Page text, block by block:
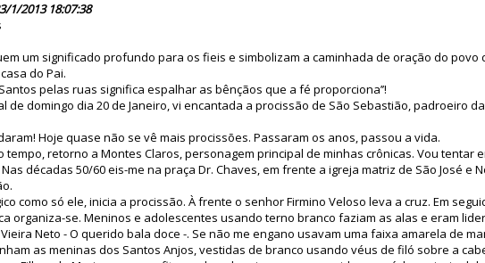
1/2013 18:07:38
um significado profundo para os fieis e simbolizam a caminhada de oração do povo
do Pai.
pelas ruas significa espalhar as bênçãos que a fé proporciona’’!
de domingo dia 20 de Janeiro, vi encantada a procissão de São Sebastião, padroeiro
Hoje quase não se vê mais procissões. Passaram os anos, passou a vida.
tempo, retorno a Montes Claros, personagem principal de minhas crônicas. Vou tentar
décadas 50/60 eis-me na praça Dr. Chaves, em frente a igreja matriz de São José e
como só ele, inicia a procissão. À frente o senhor Firmino Veloso leva a cruz. Em
organiza-se. Meninos e adolescentes usando terno branco faziam as alas e eram
Neto - O querido bala doce -. Se não me engano usavam uma faixa amarela de
as meninas dos Santos Anjos, vestidas de branco usando véus de filó sobre a